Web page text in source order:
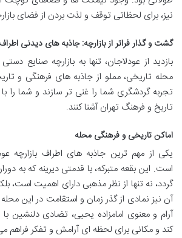
نیز، برای لحظاتی توقف و لذت بردن از فضای
گشت و گذار فراتر از بازارچه: جاذبه های دیدنی
بازدید از عودلاجان، تنها به بازارچه صنایع
محله تاریخی، مملو از جاذبه های فرهنگی و
تجربه گردشگری شما را غنی تر سازند و شما را
تاریخ و فرهنگ تهران آشنا کنند.
اماکن تاریخی و فرهنگی محله
یکی از مهم ترین جاذبه های اطراف بازارچه
است. این بقعه متبرکه، با قدمتی دیرینه که به
آن نیز نمادی از گذر زمان و استقامت در این
آرام و معنوی امامزاده یحیی، تضادی دلنشین با
کند و مکانی برای لحظه ای آرامش و تفکر فراهم